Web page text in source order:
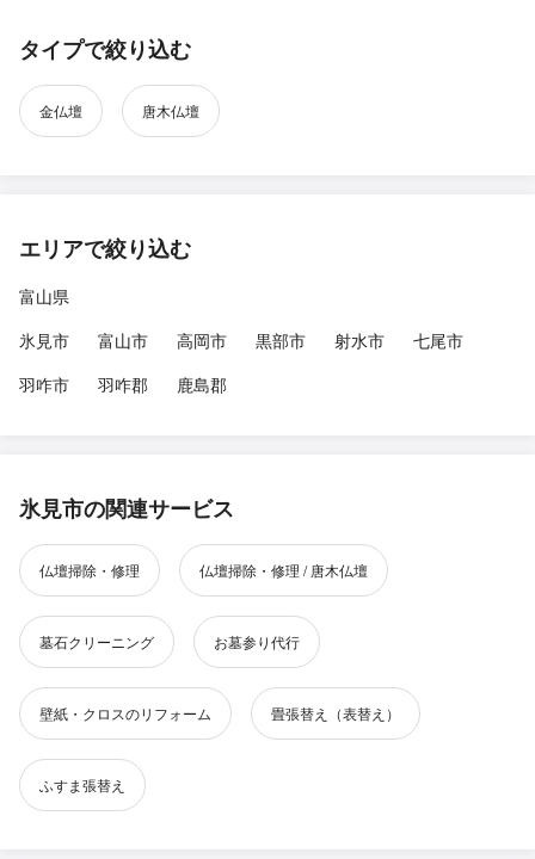
タイプで絞り込む
金仏壇 唐木仏壇
エリアで絞り込む
富山県
氷見市
富山市 高岡市 黒部市 射水市
七尾市
羽咋市
羽咋郡 鹿島郡
氷見市の関連サービス
仏壇掃除・修理 仏壇掃除・修理 / 唐木仏壇
墓石クリーニング お墓参り代行
壁紙・クロスのリフォーム 畳張替え（表替え）
ふすま張替え